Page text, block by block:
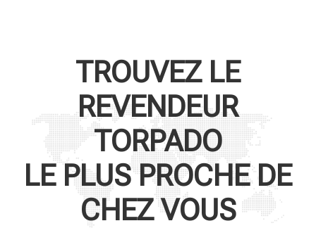
TROUVEZ LE
REVENDEUR
TORPADO
LE PLUS PROCHE DE
CHEZ VOUS